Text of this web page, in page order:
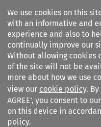
We use cookies on this
with an informative and
experience and also to
continually improve our
Without allowing cookies
of the site will not be
more about how we use
view our cookie policy. By
AGREE’, you consent to
on this device in
policy.
Search
European Review of
Law